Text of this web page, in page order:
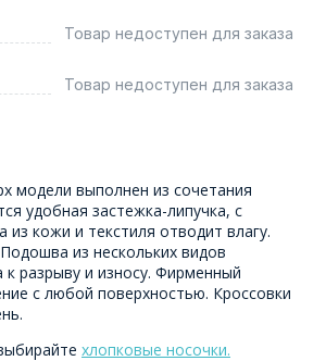
Товар недоступен для заказа
Товар недоступен для заказа
модели выполнен из сочетания
удобная застежка-липучка, с
кожи и текстиля отводит влагу.
из нескольких видов
разрыву и износу. Фирменный
с любой поверхностью. Кроссовки
хлопковые носочки.